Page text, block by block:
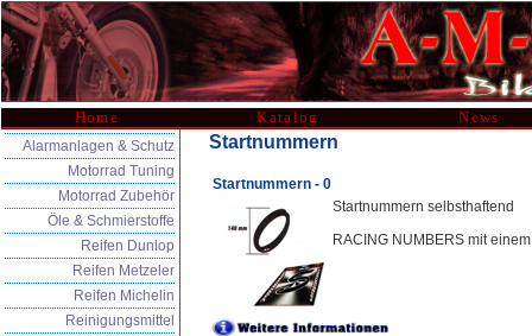
Home Katalog News
Alarmanlagen & Schutz
Motorrad Tuning
Motorrad Zubehör
Öle & Schmierstoffe
Reifen Dunlop
Reifen Metzeler
Reifen Michelin
Reinigungsmittel
Startnummern
Startnummern - 0
Startnummern selbsthaftend
RACING NUMBERS mit